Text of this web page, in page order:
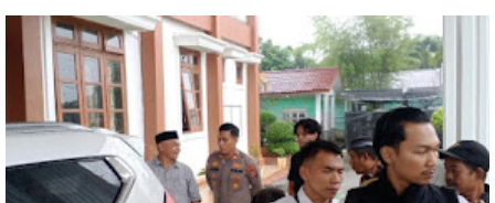
kepada Siswa SMP
Kibarkan Merah Putih